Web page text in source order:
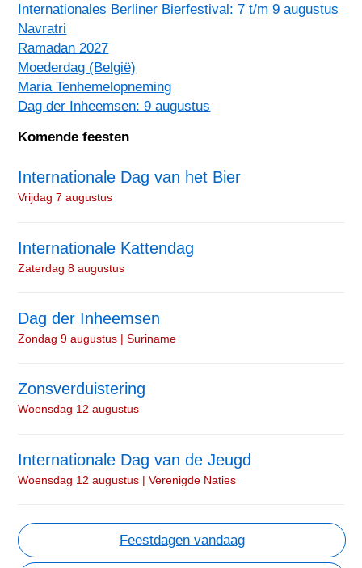
Internationales Berliner Bierfestival: 7 t/m 9 augustus
Navratri
Ramadan 2027
Moederdag (België)
Maria Tenhemelopneming
Dag der Inheemsen: 9 augustus
Komende feesten
Internationale Dag van het Bier
Vrijdag 7 augustus
Internationale Kattendag
Zaterdag 8 augustus
Dag der Inheemsen
Zondag 9 augustus | Suriname
Zonsverduistering
Woensdag 12 augustus
Internationale Dag van de Jeugd
Woensdag 12 augustus | Verenigde Naties
Feestdagen vandaag